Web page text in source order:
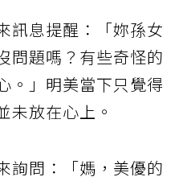
訊息提醒：「妳孫女
問題嗎？有些奇怪的
。」明美當下只覺得
未放在心上。
詢問：「媽，美優的